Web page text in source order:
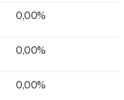
0,00%
0,00%
0,00%